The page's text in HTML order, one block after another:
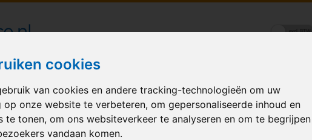
cookies
van cookies en andere tracking-technologieën om uw
op onze website te verbeteren, om gepersonaliseerde inhoud en
te tonen, om ons websiteverkeer te analyseren en om te begrijpen
vandaan komen.
bezorgd in heel Nederland
White
BALLONNEN GELEGENHEID VERHUUR BEDRUKKEN ACCESSOIRES